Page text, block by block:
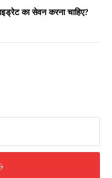
का सेवन करना चाहिए?